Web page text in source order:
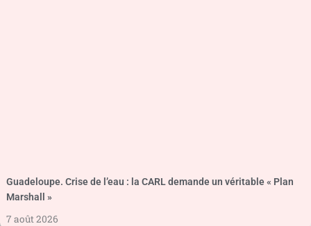
Guadeloupe. Crise de l’eau : la CARL demande un véritable « Plan
Marshall »
7 août 2026